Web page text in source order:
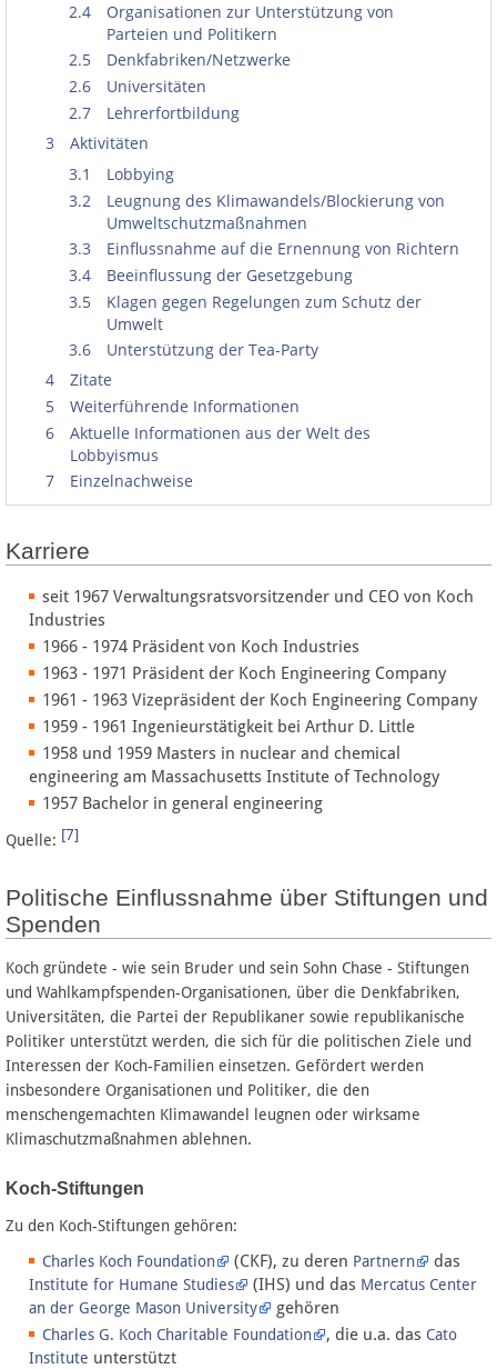
2.4
Organisationen zur Unterstützung von
Parteien und Politikern
2.5
Denkfabriken/Netzwerke
2.6
Universitäten
2.7
Lehrerfortbildung
3
Aktivitäten
3.1
Lobbying
3.2
Leugnung des Klimawandels/Blockierung von
Umweltschutzmaßnahmen
3.3
Einflussnahme auf die Ernennung von Richtern
3.4
Beeinflussung der Gesetzgebung
3.5
Klagen gegen Regelungen zum Schutz der
Umwelt
3.6
Unterstützung der Tea-Party
4
Zitate
5
Weiterführende Informationen
6
Aktuelle Informationen aus der Welt des
Lobbyismus
7
Einzelnachweise
Karriere
seit 1967 Verwaltungsratsvorsitzender und CEO von Koch
Industries
1966 - 1974 Präsident von Koch Industries
1963 - 1971 Präsident der Koch Engineering Company
1961 - 1963 Vizepräsident der Koch Engineering Company
1959 - 1961 Ingenieurstätigkeit bei Arthur D. Little
1958 und 1959 Masters in nuclear and chemical
engineering am Massachusetts Institute of Technology
1957 Bachelor in general engineering
Quelle: [7]
Politische Einflussnahme über Stiftungen und
Spenden
Koch gründete - wie sein Bruder und sein Sohn Chase - Stiftungen
und Wahlkampfspenden-Organisationen, über die Denkfabriken,
Universitäten, die Partei der Republikaner sowie republikanische
Politiker unterstützt werden, die sich für die politischen Ziele und
Interessen der Koch-Familien einsetzen. Gefördert werden
insbesondere Organisationen und Politiker, die den
menschengemachten Klimawandel leugnen oder wirksame
Klimaschutzmaßnahmen ablehnen.
Koch-Stiftungen
Zu den Koch-Stiftungen gehören:
Charles Koch Foundation
(CKF), zu deren Partnern das
Institute for Humane Studies (IHS) und das Mercatus Center
an der George Mason University
gehören
Charles G. Koch Charitable Foundation , die u.a. das Cato
Institute unterstützt